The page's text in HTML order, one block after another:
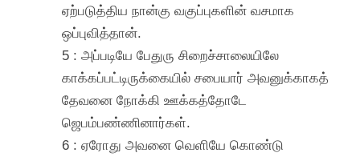
ஏற்படுத்திய நான்கு வகுப்புகளின் வசமாக
ஒப்புவித்தான்.
5 : அப்படியே பேதுரு சிறைச்சாலையிலே
காக்கப்பட்டிருக்கையில் சபையார் அவனுக்காகத்
தேவனை நோக்கி ஊக்கத்தோடே
ஜெபம்பண்ணினார்கள்.
6 : ஏரோது அவனை வெளியே கொண்டு